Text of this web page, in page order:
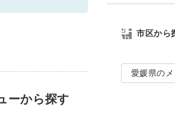
市区から
愛媛県の
ーから探す